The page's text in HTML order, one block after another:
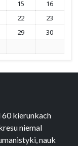
15
16
22
23
29
30
kierunkach
niemal
nauk